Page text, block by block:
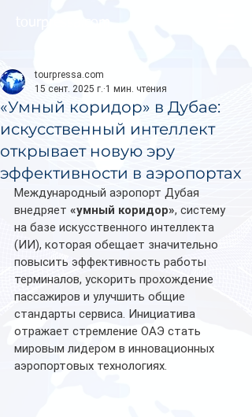
«Умный коридор» в Дубае:
искусственный интеллект
открывает новую эру
эффективности в аэропортах
tourpressa.com
15 сент. 2025 г. 1 мин. чтения
Международный аэропорт Дубая
внедряет «умный коридор», систему
на базе искусственного интеллекта
(ИИ), которая обещает значительно
повысить эффективность работы
терминалов, ускорить прохождение
пассажиров и улучшить общие
стандарты сервиса. Инициатива
отражает стремление ОАЭ стать
мировым лидером в инновационных
аэропортовых технологиях.